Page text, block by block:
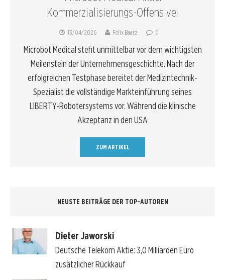
Kommerzialisierungs-Offensive!
13/04/2026 Felix Baarz 0
Microbot Medical steht unmittelbar vor dem wichtigsten
Meilenstein der Unternehmensgeschichte. Nach der
erfolgreichen Testphase bereitet der Medizintechnik-
Spezialist die vollständige Markteinführung seines
LIBERTY-Robotersystems vor. Während die klinische
Akzeptanz in den USA
ZUM ARTIKEL
NEUSTE BEITRÄGE DER TOP-AUTOREN
Dieter Jaworski
Deutsche Telekom Aktie: 3,0 Milliarden Euro
zusätzlicher Rückkauf